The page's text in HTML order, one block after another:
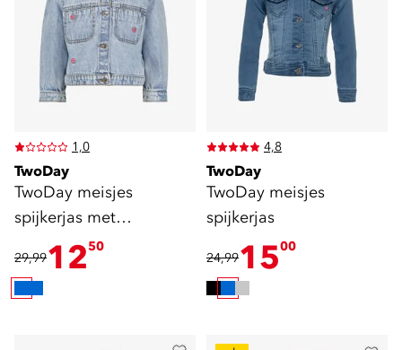
1,0
TwoDay
TwoDay meisjes
spijkerjas met
geborduurde bloemen
29,991250
4,8
TwoDay
TwoDay meisjes
spijkerjas
24,991500